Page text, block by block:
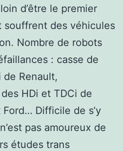
d’être le premier
souffrent des véhicules
Nombre de robots
: casse de
Renault,
HDi et TDCi de
Difficile de s’y
pas amoureux de
études trans